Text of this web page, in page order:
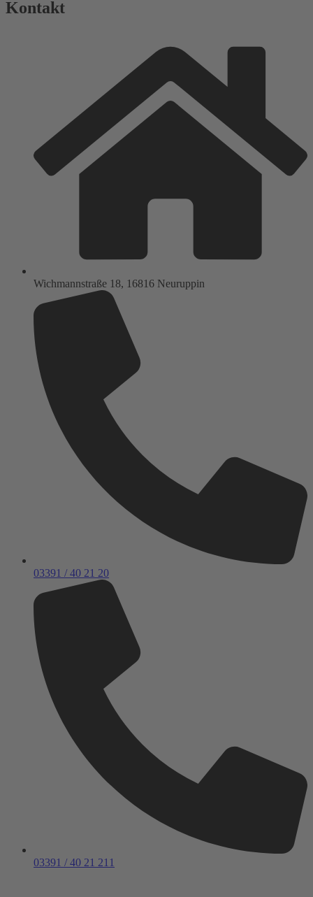
Kontakt
Wichmannstraße 18, 16816 Neuruppin
03391 / 40 21 20
03391 / 40 21 211